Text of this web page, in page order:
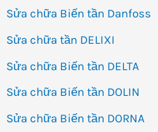
Sửa chữa Biến tần Danfoss
Sửa chữa tần DELIXI
Sửa chữa Biến tần DELTA
Sửa chữa Biến tần DOLIN
Sửa chữa Biến tần DORNA